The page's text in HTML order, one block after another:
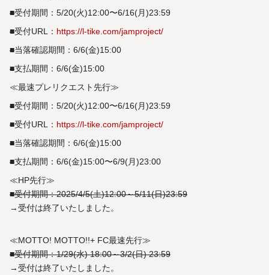
■受付期間：5/20(火)12:00〜6/16(月)23:59
■受付URL： https://l-tike.com/jamproject/
■当落確認期間：6/6(金)15:00
■支払期間：6/6(金)15:00
≪最速プレリクエスト先行≫
■受付期間：5/20(火)12:00〜6/16(月)23:59
■受付URL： https://l-tike.com/jamproject/
■当落確認期間：6/6(金)15:00
■支払期間：6/6(金)15:00〜6/9(月)23:00
≪HP先行≫
■受付期間：2025/4/5(土)12:00～5/11(日)23:59
→受付は終了いたしました。
≪MOTTO! MOTTO!!+ FC最速先行≫
■受付期間：1/29(水) 18:00～3/2(日) 23:59
→受付は終了いたしました。